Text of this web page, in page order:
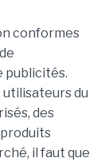
conformes
publicités.
du
des
il faut que